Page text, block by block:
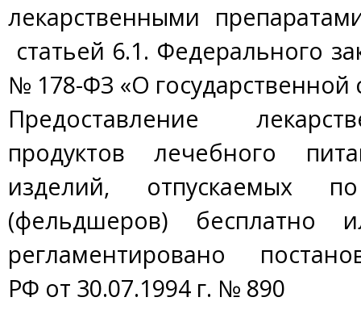
лекарственными
статьей 6.1. Федерального
№ 178-ФЗ «О
Предоставление
продуктов лечебного
изделий, отпускаемых
(фельдшеров) бесплатно
регламентировано
РФ от 30.07.1994 г. № 890